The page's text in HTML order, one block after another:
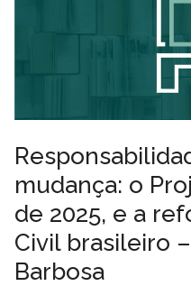
mudança: o
de 2025, e a
Civil brasileiro
Barbosa